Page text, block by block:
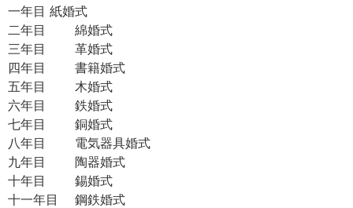
一年目 紙婚式
二年目 綿婚式
三年目 革婚式
四年目 書籍婚式
五年目 木婚式
六年目 鉄婚式
七年目 銅婚式
八年目 電気器具婚式
九年目 陶器婚式
十年目 錫婚式
十一年目 鋼鉄婚式